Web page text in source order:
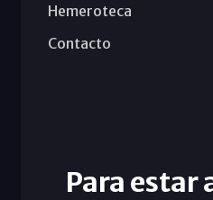
Hemeroteca
Contacto
Para estar